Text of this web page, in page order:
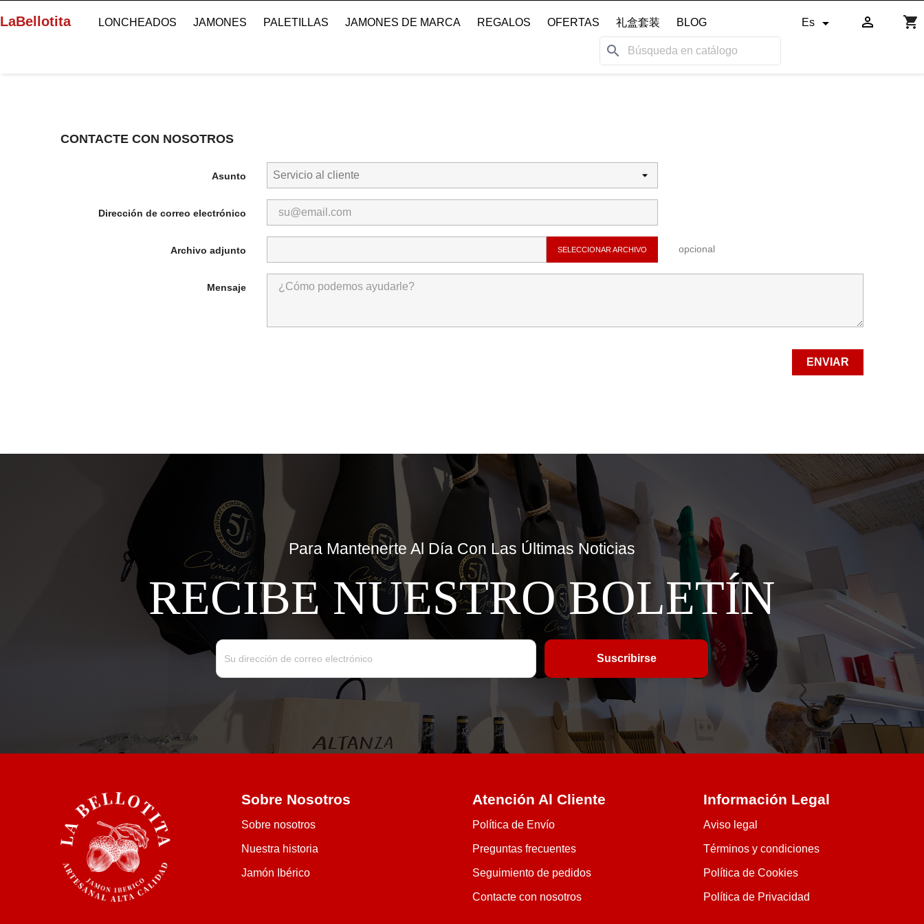
LaBellotita LONCHEADOS JAMONES PALETILLAS JAMONES DE MARCA REGALOS OFERTAS 礼盒套装 BLOG shopping_cart

Es

search
CONTACTE CON NOSOTROS
Asunto
Dirección de correo electrónico
Archivo adjunto SELECCIONAR ARCHIVO opcional
Mensaje
Para Mantenerte Al Día Con Las Últimas Noticias
RECIBE NUESTRO BOLETÍN
Sobre Nosotros
Sobre nosotros
Nuestra historia
Jamón Ibérico
Atención Al Cliente
Política de Envío
Preguntas frecuentes
Seguimiento de pedidos
Contacte con nosotros
Información Legal
Aviso legal
Términos y condiciones
Política de Cookies
Política de Privacidad